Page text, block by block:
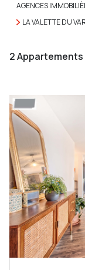
AGENCES
LA VALETTE DU VAR
2Appartements